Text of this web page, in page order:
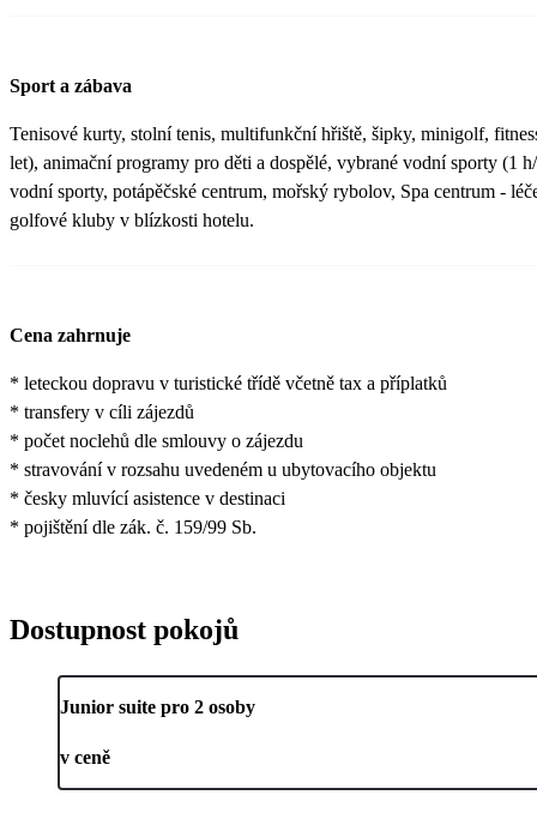
Sport a zábava
Tenisové kurty, stolní tenis, multifunkční hřiště, šipky, minigolf,
let), animační programy pro děti a dospělé, vybrané vodní sporty (1
vodní sporty, potápěčské centrum, mořský rybolov, Spa centrum -
golfové kluby v blízkosti hotelu.
Cena zahrnuje
* leteckou dopravu v turistické třídě včetně tax a příplatků
* transfery v cíli zájezdů
* počet noclehů dle smlouvy o zájezdu
* stravování v rozsahu uvedeném u ubytovacího objektu
* česky mluvící asistence v destinaci
* pojištění dle zák. č. 159/99 Sb.
Dostupnost pokojů
Junior suite pro 2 osoby
v ceně